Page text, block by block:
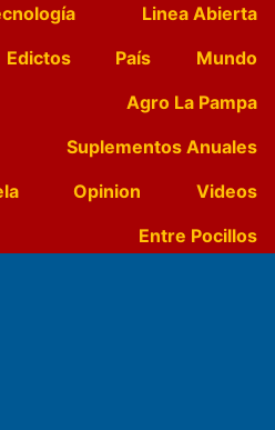
Linea Abierta
Edictos País
Mundo
Agro La Pampa
Suplementos Anuales
Opinion
Videos
Entre Pocillos